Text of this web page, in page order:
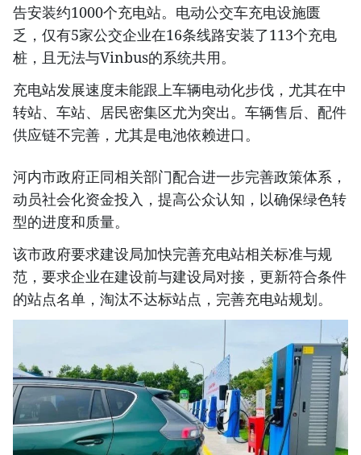
告安装约1000个充电站。电动公交车充电设施匮
乏，仅有5家公交企业在16条线路安装了113个充电
桩，且无法与Vinbus的系统共用。
充电站发展速度未能跟上车辆电动化步伐，尤其在中
转站、车站、居民密集区尤为突出。车辆售后、配件
供应链不完善，尤其是电池依赖进口。
河内市政府正同相关部门配合进一步完善政策体系，
动员社会化资金投入，提高公众认知，以确保绿色转
型的进度和质量。
该市政府要求建设局加快完善充电站相关标准与规
范，要求企业在建设前与建设局对接，更新符合条件
的站点名单，淘汰不达标站点，完善充电站规划。